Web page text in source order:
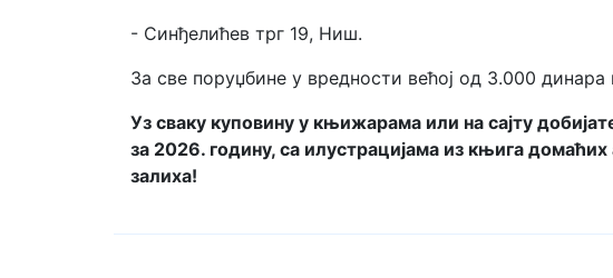
- Синђелићев трг 19, Ниш.
За све поруџбине у вредности већој од 3.000 динара
Уз сваку куповину у књижарама или на сајту
за 2026. годину, са илустрацијама из књига
залиха!